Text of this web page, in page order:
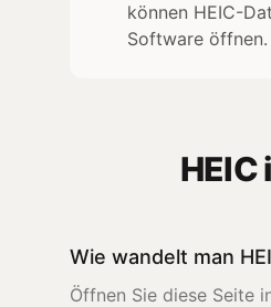
können HEIC-
Software öffnen.
Wie wandelt man
Öffnen Sie diese Seite